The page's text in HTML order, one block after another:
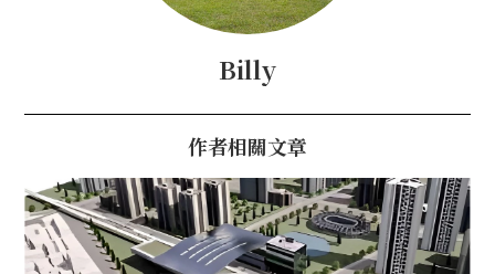
Billy
作者相關文章